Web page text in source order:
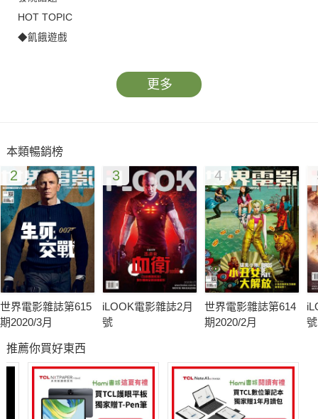
HOT TOPIC
◆飢餓遊戲
政治人物的一生除了檯面上看得到的競爭，檯面下的角力更是編
劇可以大做文章的重點。
電影特寫
MOVIE FEATURE
◆心魔
與驚悚邪靈正面對決
◆異星戰場：強卡特戰記
【瓦力】導演首度執導真人演出的科幻冒險動作片。
史上最華麗超級英雄陣容震撼登場！
幕後追蹤
BEHIND THE SCENES
更多
本類暢銷榜
2
世界電影雜誌第615
期2020/3月
3
iLOOK電影雜誌2月
號
4
世界電影雜誌第614
期2020/2月
號
推薦你買好東西